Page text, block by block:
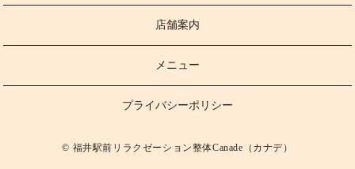
店舗案内
メニュー
プライバシーポリシー
© 福井駅前リラクゼーション整体Canade（カナデ）